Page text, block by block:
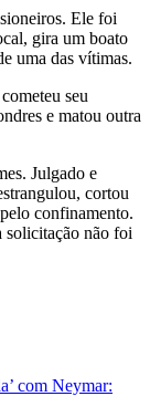
Ele foi
gira um boato
uma das vítimas.
seu
e matou outra
Julgado e
cortou
confinamento.
solicitação não foi
com Neymar: